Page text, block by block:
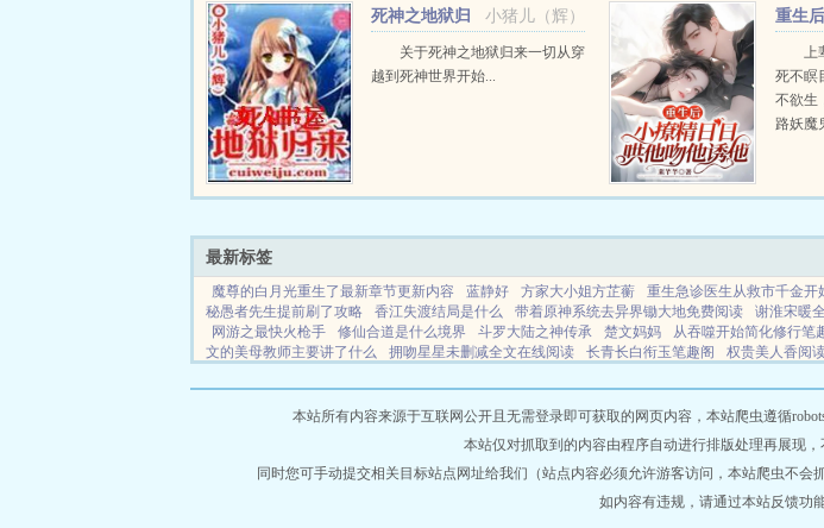
是，弟弟的名字叫海野伊鲁...
统！肖
小猪儿（辉）
死神之地狱归
关于死神之地狱归来一切从穿
越到死神世界开始...
重生
哄他
上
死不瞑
不欲生
路妖魔
抱，要
最新标签
魔尊的白月光重生了最新章节更新内容 蓝静好 方家大小姐方芷蘅 重生急诊医生从救市千金开
秘愚者先生提前刷了攻略
香江失渡结局是什么 带着原神系统去异界锄大地免费阅读 谢淮宋暖
网游之最快火枪手
修仙合道是什么境界 斗罗大陆之神传承 楚文妈妈 从吞噬开始简化修行笔
文的美母教师主要讲了什么
拥吻星星未删减全文在线阅读 长青长白衔玉笔趣阁 权贵美人香阅
墓从黄皮子开始的修仙日常免费阅
他不是我妈妈 谪仙未删减在线阅读 琉璃般若花全文免费阅
落星奇缘 楚文全集免费观看最新章节 妖娆召唤师 笔趣阁 痴恋迷情 宝可梦谁让他
魔尊白月光剧情 星火教育机构 宝可梦我在真新镇觉醒抽奖 快穿恶
六边形打野最新章节
恶女游戏在线 网游之我是弓箭手最新章节更新时间 桥下诗 电竞之心是
网游之我是弓箭手原形什么 神奇宝贝真新镇四个人
权色巅峰之美人香免费阅读 喂出来 开放式结局 我在西游
本站所有内容来源于互联网公开且无需登录即可获取的网页内容，本站爬虫遵循
本站仅对抓取到的内容由程序自动进行排版处理再展现
同时您可手动提交相关目标站点网址给我们（站点内容必须允许游客访问，本站爬虫不
如内容有违规，请通过本站反馈功